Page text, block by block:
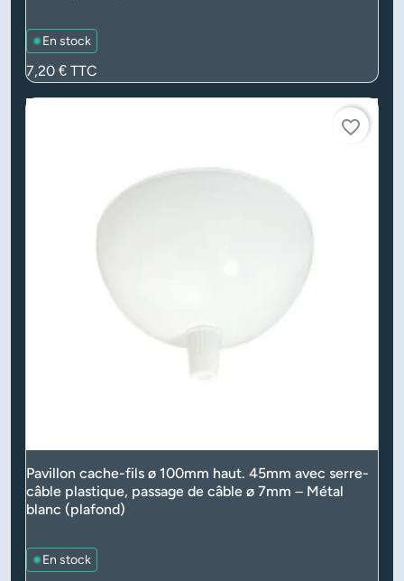
En stock
Prix
7,20 € TTC
favorite_border
Pavillon cache-fils ø 100mm haut. 45mm avec serre-
câble plastique, passage de câble ø 7mm – Métal
blanc (plafond)
En stock